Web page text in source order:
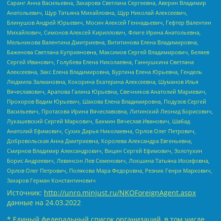
Саранг Анна Васильевна, Захарова Светлана Сергеевна, Аверин Владимир
Анатольевич, Щур Татьяна Михайловна, Щур Николай Алексеевич,
Блинушов Андрей Юрьевич, Мосин Алексей Геннадьевич, Гефтер Валентин
Михайлович, Симонов Алексей Кириллович, Флиге Ирина Анатольевна,
Мельникова Валентина Дмитриевна, Вититинова Елена Владимировна,
Баженова Светлана Куприяновна, Максимов Сергей Владимирович, Беляев
Сергей Иванович, Голубева Елена Николаевна, Ганнушкина Светлана
Алексеевна, Закс Елена Владимировна, Буртина Елена Юрьевна, Гендель
Людмила Залмановна, Кокорина Екатерина Алексеевна, Шуманов Илья
Вячеславович, Арапова Галина Юрьевна, Свечников Анатолий Мариевич,
Прохоров Вадим Юрьевич, Шахова Елена Владимировна, Подузов Сергей
Васильевич, Протасова Ирина Вячеславовна, Литинский Леонид Борисович,
Лукашевский Сергей Маркович, Бахмин Вячеслав Иванович, Шабад
Анатолий Ефимович, Сухих Дарья Николаевна, Орлов Олег Петрович,
Добровольская Анна Дмитриевна, Королева Александра Евгеньевна,
Смирнов Владимир Александрович, Вицин Сергей Ефимович, Золотухин
Борис Андреевич, Левинсон Лев Семенович, Локшина Татьяна Иосифовна,
Орлов Олег Петрович, Полякова Мара Федоровна, Резник Генри Маркович,
Захаров Герман Константинович
Источник: http://unro.minjust.ru/NKOForeignAgent.aspx
данные на 24.03.2022
* Единый федеральный список организаций, в том числе